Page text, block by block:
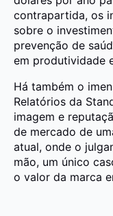
contrapartida, os
sobre o
prevenção de
em produtividade
Há também o
Relatórios da
imagem e
de mercado de
atual, onde o
mão, um único
o valor da marca